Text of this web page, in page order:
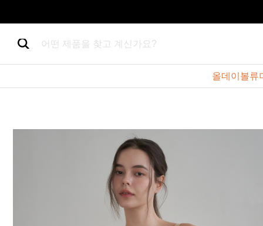
어떤 제품을 찾고 계신가요?
올데이볼류